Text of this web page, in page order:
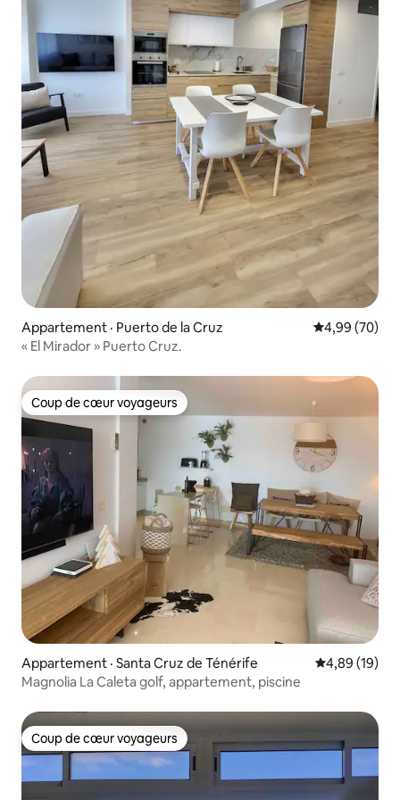
Appartement · Puerto de la Cruz Note
4,99 (70)
« El Mirador » Puerto Cruz.
Coup de cœur voyageurs
Coup de cœur voyageurs
Appartement · Santa Cruz de Ténérife Note
4,89 (19)
Magnolia La Caleta golf, appartement, piscine
Coup de cœur voyageurs
Coup de cœur voyageurs